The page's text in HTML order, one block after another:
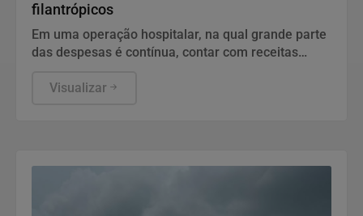
filantrópicos
Em uma operação hospitalar, na qual grande parte
das despesas é contínua, contar com receitas
seguro e eficiente.
Visualizar